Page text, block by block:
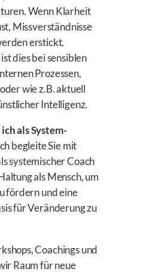
Wenn Klarheit
Missverständnisse
erstickt.
dies bei sensiblen
Prozessen,
wie z.B. aktuell
Intelligenz.
als System-
begleite Sie mit
systemischer Coach
als Mensch, um
fördern und eine
für Veränderung zu
Coachings und
Raum für neue